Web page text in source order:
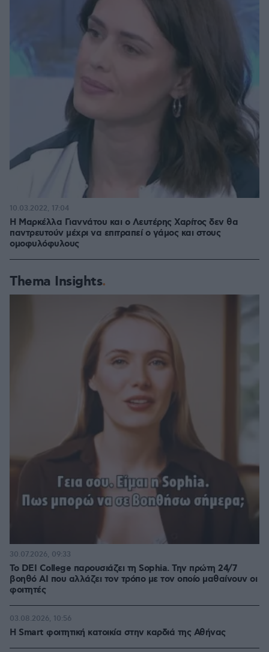
Η Μαρκέλλα Γιαννάτου και ο Λευτέρης Χαρίτος δεν θα
παντρευτούν μέχρι να επιτραπεί ο γάμος και στους
ομοφυλόφυλους
10.03.2022, 17:04
Thema Insights
Το DEI College παρουσιάζει τη Sophia. Την πρώτη 24/7
βοηθό AI που αλλάζει τον τρόπο με τον οποίο μαθαίνουν οι
φοιτητές
30.07.2026, 09:33
Η Smart φοιτητική κατοικία στην καρδιά της Αθήνας
03.08.2026, 10:56